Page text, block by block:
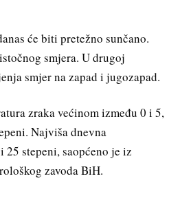
će biti pretežno sunčano.
smjera. U drugoj
smjer na zapad i jugozapad.
zraka većinom između 0 i 5,
Najviša dnevna
25 stepeni, saopćeno je iz
zavoda BiH.